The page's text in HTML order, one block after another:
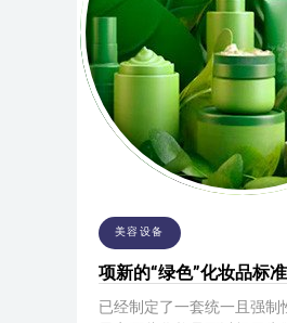
美容设备
项新的“绿色”化妆品标准
已经制定了一套统一且强制